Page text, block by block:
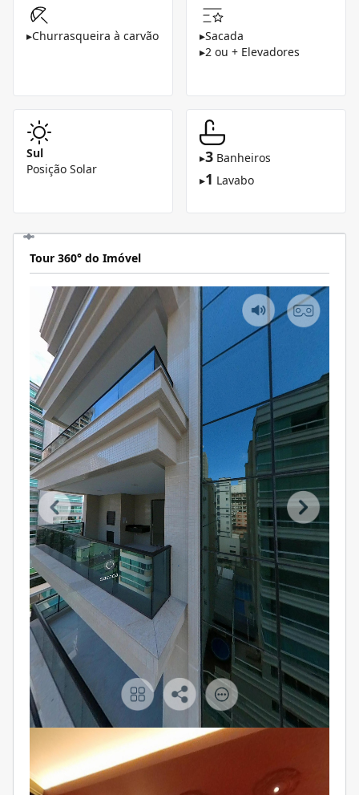
▸Churrasqueira à carvão ▸Sacada
▸2 ou + Elevadores
Sul
Posição Solar
▸3 Banheiros
▸1 Lavabo
Tour 360° do Imóvel